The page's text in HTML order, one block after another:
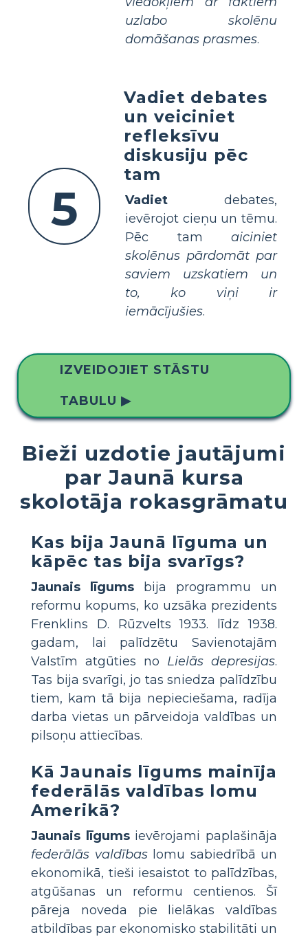
uzlabo skolēnu
domāšanas prasmes.
5
Vadiet debates
un veiciniet
refleksīvu
diskusiju pēc
tam
Vadiet debates,
ievērojot cieņu un tēmu.
Pēc tam aiciniet
skolēnus pārdomāt par
saviem uzskatiem un
to, ko viņi ir
iemācījušies.
IZVEIDOJIET STĀSTU
TABULU ▶
Bieži uzdotie jautājumi
par Jaunā kursa
skolotāja rokasgrāmatu
Kas bija Jaunā līguma un
kāpēc tas bija svarīgs?
Jaunais līgums bija programmu un
reformu kopums, ko uzsāka prezidents
Frenklins D. Rūzvelts 1933. līdz 1938.
gadam, lai palīdzētu Savienotajām
Valstīm atgūties no Lielās depresijas.
Tas bija svarīgi, jo tas sniedza palīdzību
tiem, kam tā bija nepieciešama, radīja
darba vietas un pārveidoja valdības un
pilsoņu attiecības.
Kā Jaunais līgums mainīja
federālās valdības lomu
Amerikā?
Jaunais līgumsievērojami paplašināja
federālās valdībaslomu sabiedrībā un
ekonomikā, tieši iesaistot to palīdzības,
atgūšanas un reformu centienos. Šī
pāreja noveda pie lielākas valdības
atbildības par ekonomisko stabilitāti un